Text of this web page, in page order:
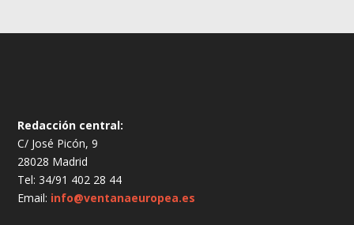
Redacción central:
C/ José Picón, 9
28028 Madrid
Tel: 34/91 402 28 44
Email: info@ventanaeuropea.es